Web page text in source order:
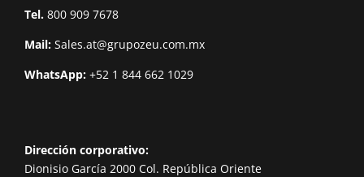
Tel. 800 909 7678
Mail: Sales.at@grupozeu.com.mx
WhatsApp: +52 1 844 662 1029
Dirección corporativo:
Dionisio García 2000 Col. República Oriente